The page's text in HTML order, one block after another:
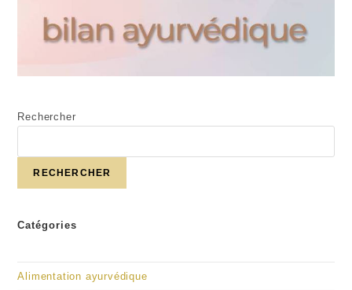
Rechercher
RECHERCHER
Catégories
Alimentation ayurvédique